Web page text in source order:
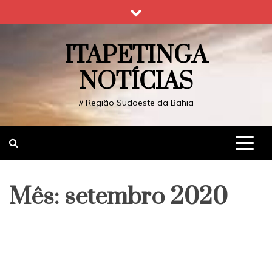
to
ITAPETINGA
NOTÍCIAS
// Região Sudoeste da Bahia
Mês: setembro 2020